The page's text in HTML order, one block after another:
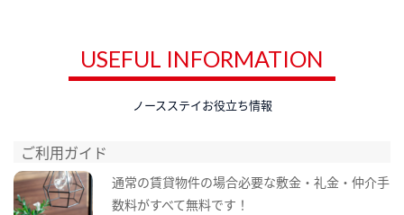
USEFUL INFORMATION
ノースステイお役立ち情報
ご利用ガイド
通常の賃貸物件の場合必要な敷金・礼金・仲介手
数料がすべて無料です！